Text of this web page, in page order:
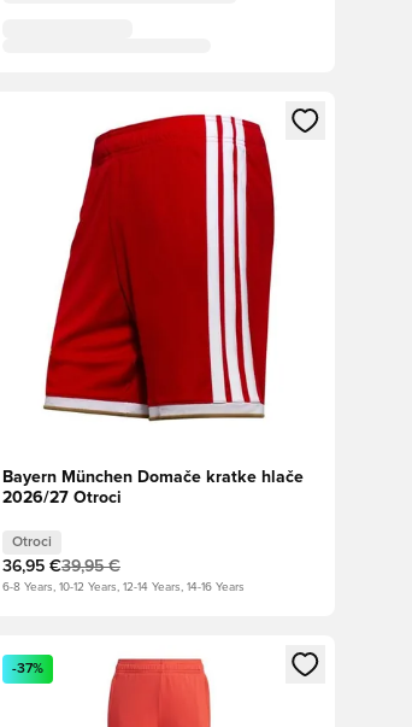
Odpre Modal za prijavo ali vpis kot član
Bayern München Domače kratke hlače
2026/27 Otroci
Otroci
36,95 €39,95 €
6-8 Years, 10-12 Years, 12-14 Years, 14-16 Years
Odpre Modal za prijavo ali vpis kot član
-37%